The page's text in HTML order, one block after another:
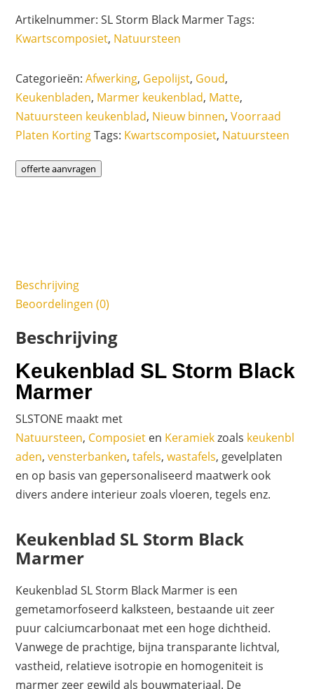
Artikelnummer: SL Storm Black Marmer Tags:
Kwartscomposiet, Natuursteen
Categorieën: Afwerking, Gepolijst, Goud,
Keukenbladen, Marmer keukenblad, Matte,
Natuursteen keukenblad, Nieuw binnen,Voorraad
Platen Korting Tags: Kwartscomposiet, Natuursteen
offerte aanvragen
Beschrijving
Beoordelingen (0)
Beschrijving
Keukenblad SL Storm Black
Marmer
SLSTONE maakt met
Natuursteen, Composiet en Keramiekzoals keukenbl
aden,vensterbanken,tafels,wastafels, gevelplaten
en op basis van gepersonaliseerd maatwerk ook
divers andere interieur zoals vloeren, tegels enz.
Keukenblad SL Storm Black
Marmer
Keukenblad SL Storm Black Marmer is een
gemetamorfoseerd kalksteen, bestaande uit zeer
puur calciumcarbonaat met een hoge dichtheid.
Vanwege de prachtige, bijna transparante lichtval,
vastheid, relatieve isotropie en homogeniteit is
marmer zeer gewild als bouwmateriaal. De